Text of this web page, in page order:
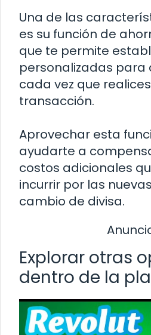
Una de las
es su función de
que te permite
personalizadas para
cada vez que
transacción.
Aprovechar esta
ayudarte a
costos adicionales
incurrir por las
cambio de divisa.
Explorar otras
dentro de la